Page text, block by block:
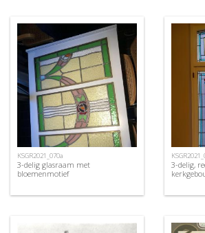
KSGR2021_070a
3-delig glasraam met
bloemenmotief
3-delig,